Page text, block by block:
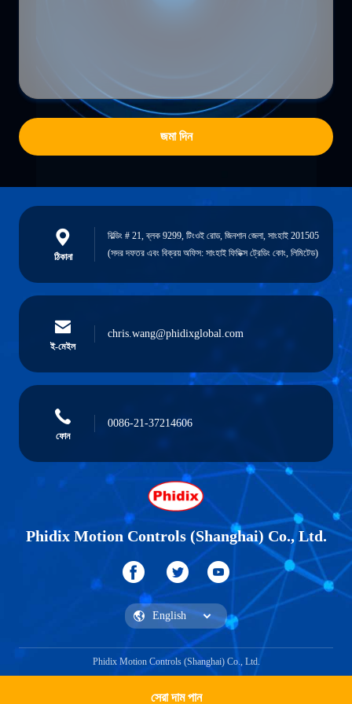
সেরা দাম পান
জমা দিন
ঠিকানা
বিল্ডিং # 21, ব্লক 9299, টিংওই রোড, জিনশান জেলা, সাংহাই 201505
(সদর দফতর এবং বিক্রয় অফিস: সাংহাই ফিডিক্স ট্রেডিং কোং, লিমিটেড)
ই-মেইল
chris.wang@phidixglobal.com
ফোন
0086-21-37214606
Phidix Motion Controls (Shanghai) Co., Ltd.
Phidix Motion Controls (Shanghai) Co., Ltd.